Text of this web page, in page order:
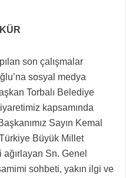
son çalışmalar
sosyal medya
Torbalı Belediye
kapsamında
Sayın Kemal
Büyük Millet
Sn. Genel
sohbeti, yakın ilgi ve